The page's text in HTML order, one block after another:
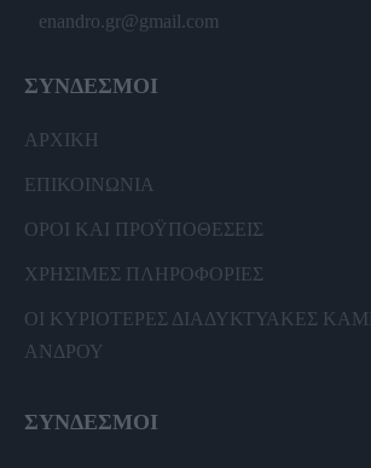
enandro.gr@gmail.com
ΣΥΝΔΕΣΜΟΙ
ΑΡΧΙΚΗ
ΕΠΙΚΟΙΝΩΝΙΑ
ΟΡΟΙ ΚΑΙ ΠΡΟΫΠΟΘΕΣΕΙΣ
ΧΡΗΣΙΜΕΣ ΠΛΗΡΟΦΟΡΙΕΣ
ΟΙ ΚΥΡΙΟΤΕΡΕΣ ΔΙΑΔΥΚΤΥΑΚΕΣ
ΑΝΔΡΟΥ
ΣΥΝΔΕΣΜΟΙ